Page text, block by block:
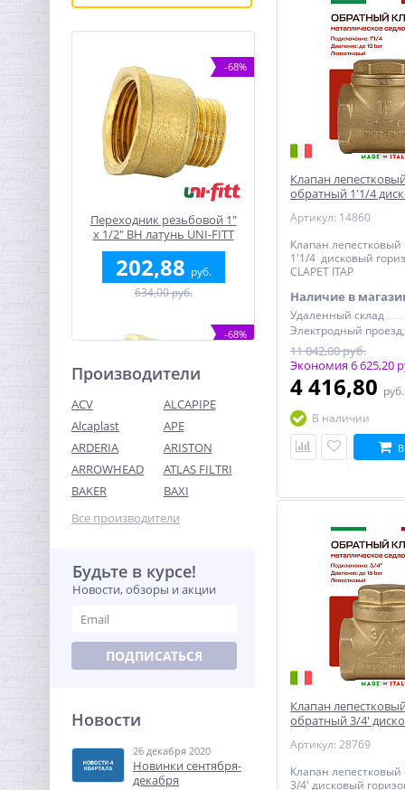
-68%
Переходник резьбовой 1"
x 1/2" ВН латунь UNI-FITT
202,88 руб.
634,00 руб.
-68%
Переходник резьбовой 1"
х 3/4" ВН латунь UNI-FITT
195,84
Система контроля
протечек Neptun Bugatti
ProW 1/2"
Производители
ACV
ALCAPIPE
Alcaplast
APE
ARDERIA
ARISTON
ARROWHEAD
ATLAS FILTRI
BAKER
BAXI
Все производители
Будьте в курсе!
Новости, обзоры и акции
ПОДПИСАТЬСЯ
Новости
26 декабря 2020
Новинки сентября-
декабря
Клапан лепестковый
обратный 1'1/4
Артикул: 14860
Клапан
1'1/4 дисковый
CLAPET ITAP
Наличие в
Удаленный склад
11 042,00 руб.
Экономия 6 625,20
4 416,80 руб.
В наличии
Клапан лепестковый
обратный 3/4'
Артикул: 28769
Клапан
3/4' дисковый